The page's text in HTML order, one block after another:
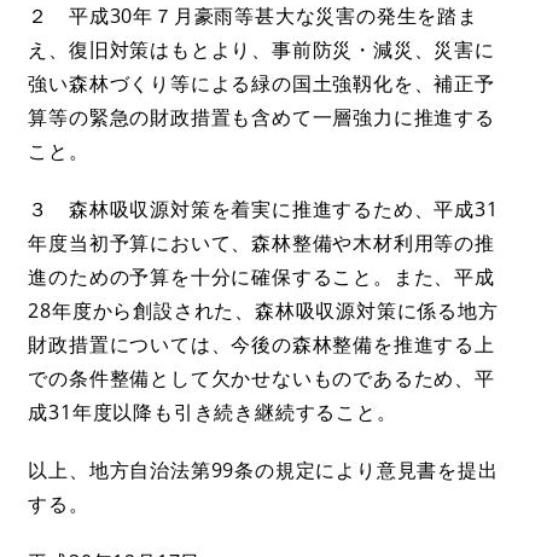
２ 平成30年７月豪雨等甚大な災害の発生を踏ま
え、復旧対策はもとより、事前防災・減災、災害に
強い森林づくり等による緑の国土強靱化を、補正予
算等の緊急の財政措置も含めて一層強力に推進する
こと。
３ 森林吸収源対策を着実に推進するため、平成31
年度当初予算において、森林整備や木材利用等の推
進のための予算を十分に確保すること。また、平成
28年度から創設された、森林吸収源対策に係る地方
財政措置については、今後の森林整備を推進する上
での条件整備として欠かせないものであるため、平
成31年度以降も引き続き継続すること。
以上、地方自治法第99条の規定により意見書を提出
する。